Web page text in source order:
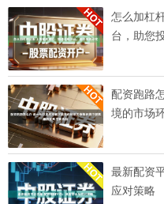
怎么加杠
台，助您
配资跑路
境的市场
最新配资
应对策略